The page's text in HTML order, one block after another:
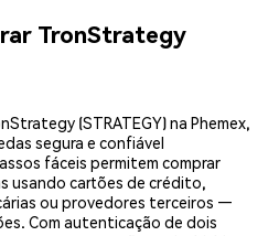
TronStrategy
(STRATEGY) na Phemex,
segura e confiável
fáceis permitem comprar
usando cartões de crédito,
ou provedores terceiros —
Com autenticação de dois